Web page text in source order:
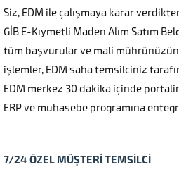
Siz, EDM ile çalışmaya karar
GİB E-Kıymetli Maden Alım Satım
tüm başvurular ve mali mührünüzün
işlemler, EDM saha temsilciniz
EDM merkez 30 dakika içinde
ERP ve muhasebe programına
7/24 ÖZEL MÜŞTERİ TEMSİLCİ